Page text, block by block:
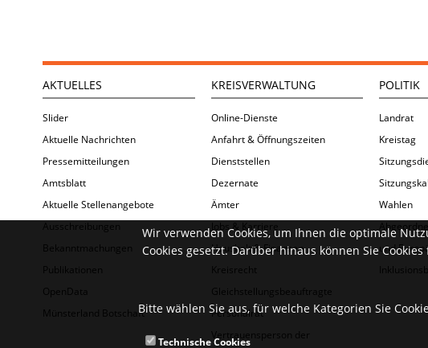
AKTUELLES
Slider
Aktuelle Nachrichten
Pressemitteilungen
Amtsblatt
Aktuelle Stellenangebote
Ausschreibungen
Bekanntmachungen
Publikationen
OpenData
Münsterland Botschaft
KREISVERWALTUNG
Online-Dienste
Anfahrt & Öffnungszeiten
Dienststellen
Dezernate
Ämter
Jobs & Karriere
Haushalt & Finanzen
Kreisrecht
Gleichstellungsbeauftragte
Personalrat
Vertrauensperson der
POLITIK
Landrat
Kreistag
Wahlen
und
Wir verwenden Cookies, um Ihnen die optimale
Cookies gesetzt. Darüber hinaus können Sie
Bitte wählen Sie aus, für welche Kategorien Sie
Technische Cookies